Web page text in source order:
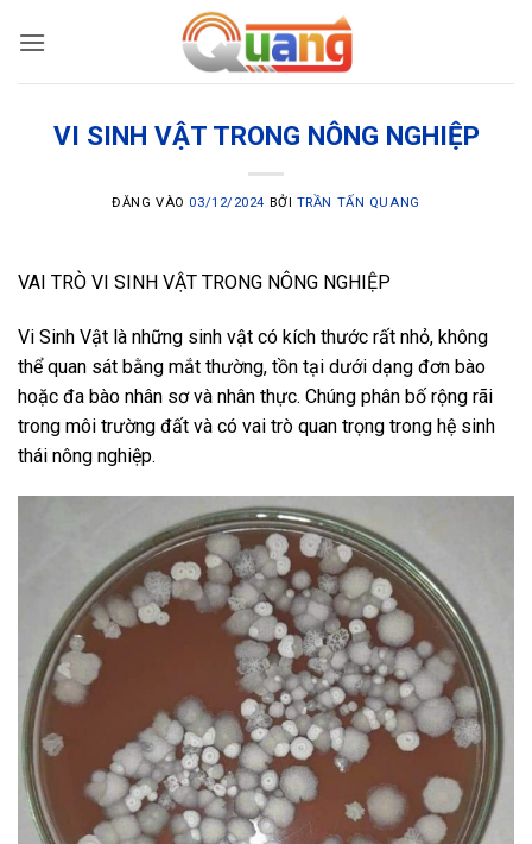
qua
VI SINH VẬT TRONG NÔNG NGHIỆP
ĐĂNG VÀO 03/12/2024 BỞI TRẦN TẤN QUANG
VAI TRÒ VI SINH VẬT TRONG NÔNG NGHIỆP
Vi Sinh Vật là những sinh vật có kích thước rất nhỏ, không
thể quan sát bằng mắt thường, tồn tại dưới dạng đơn bào
hoặc đa bào nhân sơ và nhân thực. Chúng phân bố rộng rãi
trong môi trường đất và có vai trò quan trọng trong hệ sinh
thái nông nghiệp.